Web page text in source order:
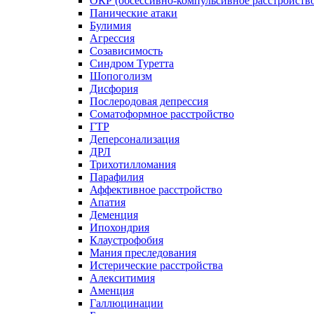
Панические атаки
Булимия
Агрессия
Созависимость
Синдром Туретта
Шопоголизм
Дисфория
Послеродовая депрессия
Соматоформное расстройство
ГТР
Деперсонализация
ДРЛ
Трихотилломания
Парафилия
Аффективное расстройство
Апатия
Деменция
Ипохондрия
Клаустрофобия
Мания преследования
Истерические расстройства
Алекситимия
Аменция
Галлюцинации